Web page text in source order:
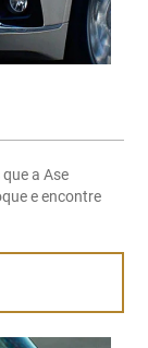
a Ase
e encontre